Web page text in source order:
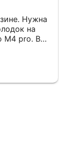
Нужна
на
M4 pro. Всё
в этот